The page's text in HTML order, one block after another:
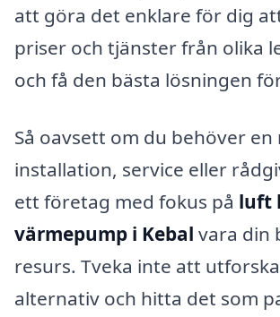
att göra det enklare för dig
priser och tjänster från olika
och få den bästa lösningen
Så oavsett om du behöver en
installation, service eller
ett företag med fokus på luft
värmepump i Kebal vara din
resurs. Tveka inte att
alternativ och hitta det som